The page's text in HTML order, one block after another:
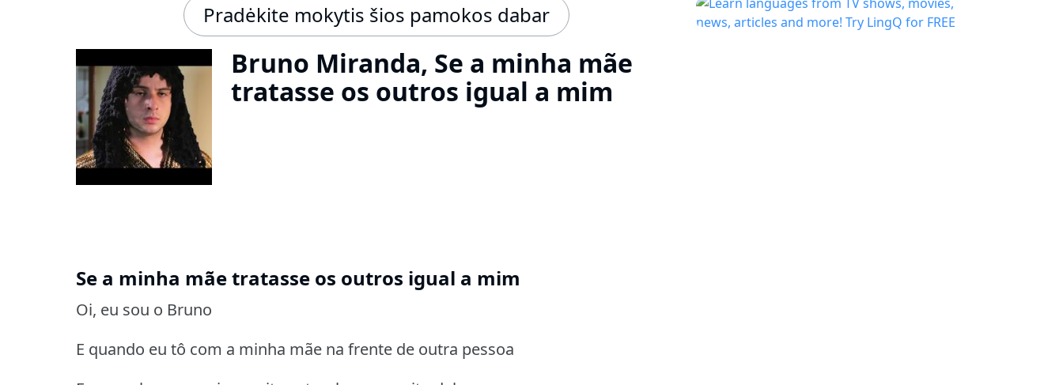
Pradėkite mokytis šios pamokos dabar
Bruno Miranda, Se a minha mãe
tratasse os outros igual a mim
Se a minha mãe tratasse os outros igual a mim
Oi, eu sou o Bruno
E quando eu tô com a minha mãe na frente de outra pessoa